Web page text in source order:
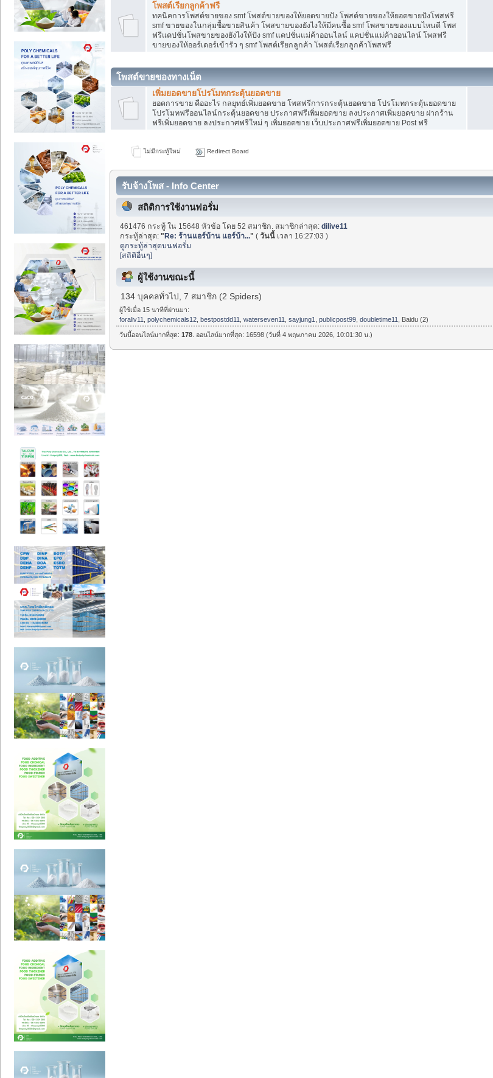
โพสต์เรียกลูกค้าฟรี
ทคนิคการโพสต์ขายของ smf โพสต์ขายของให้ยอดขายปัง โพสต์ขายของให้ยอดขายปังโพสฟรี
smf ขายของในกลุ่มซื้อขายสินค้า โพสขายของยังไงให้มีคนซื้อ smf โพสขายของแบบไหนดี โพส
ฟรีแคปชั่นโพสขายของยังไงให้ปัง smf แคปชั่นแม่ค้าออนไลน์ แคปชั่นแม่ค้าออนไลน์ โพสฟรี
ขายของให้ออร์เดอร์เข้ารัว ๆ smf โพสต์เรียกลูกค้า โพสต์เรียกลูกค้าโพสฟรี
โพสต์ขายของทางเน็ต
เพิ่มยอดขายโปรโมทกระตุ้นยอดขาย
ยอดการขาย คืออะไร กลยุทธ์เพิ่มยอดขาย โพสฟรีการกระตุ้นยอดขาย โปรโมทกระตุ้นยอดขาย
โปรโมทฟรีออนไลน์กระตุ้นยอดขาย ประกาศฟรีเพิ่มยอดขาย ลงประกาศเพิ่มยอดขาย ฝากร้าน
ฟรีเพิ่มยอดขาย ลงประกาศฟรีใหม่ ๆ เพิ่มยอดขาย เว็บประกาศฟรีเพิ่มยอดขาย Post ฟรี
ไม่มีกระทู้ใหม่ Redirect Board
รับจ้างโพส - Info Center
สถิติการใช้งานฟอรั่ม
461476 กระทู้ ใน 15648 หัวข้อ โดย 52 สมาชิก. สมาชิกล่าสุด:dilive11
กระทู้ล่าสุด:"Re: ร้านแอร์บ้าน แอร์บ้า..." (วันนี้ เวลา 16:27:03 )
ดูกระทู้ล่าสุดบนฟอรั่ม
[สถิติอื่นๆ]
ผู้ใช้งานขณะนี้
134 บุคคลทั่วไป, 7 สมาชิก (2 Spiders)
ผู้ใช้เมื่อ 15 นาทีที่ผ่านมา:
foraliv11
,polychemicals12 ,bestpostdd11 ,waterseven11 ,sayjung1 ,publicpost99 ,doubletime11 , Baidu (2)
วันนี้ออนไลน์มากที่สุด:178 . ออนไลน์มากที่สุด: 16598 (วันที่ 4 พฤษภาคม 2026, 10:01:30 น.)